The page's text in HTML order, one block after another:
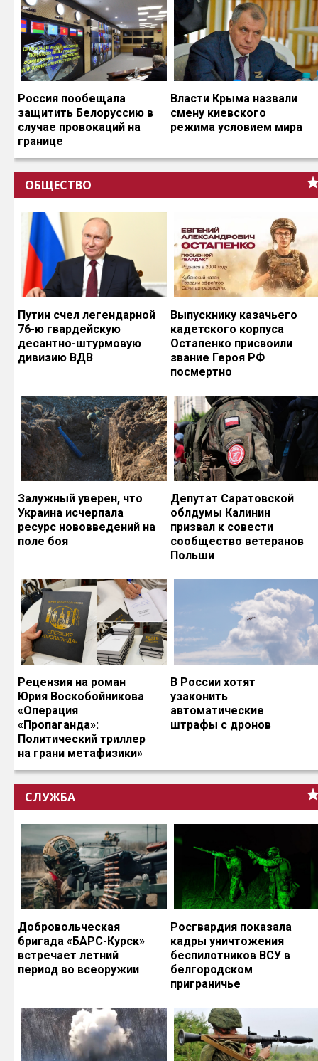
Россия пообещала
защитить Белоруссию в
случае провокаций на
границе
Власти Крыма назвали
смену киевского
режима условием мира
ОБЩЕСТВО
Путин счел легендарной
76-ю гвардейскую
десантно-штурмовую
дивизию ВДВ
Выпускнику казачьего
кадетского корпуса
Остапенко присвоили
звание Героя РФ
посмертно
Залужный уверен, что
Украина исчерпала
ресурс нововведений на
поле боя
Депутат Саратовской
облдумы Калинин
призвал к совести
сообщество ветеранов
Польши
Рецензия на роман
Юрия Воскобойникова
«Операция
«Пропаганда»:
Политический триллер
на грани метафизики»
В России хотят
узаконить
автоматические
штрафы с дронов
СЛУЖБА
Добровольческая
бригада «БАРС-Курск»
встречает летний
период во всеоружии
Росгвардия показала
кадры уничтожения
беспилотников ВСУ в
белгородском
приграничье